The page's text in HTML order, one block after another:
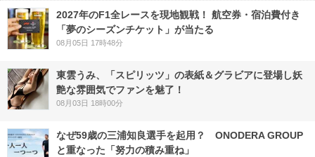
2027年のF1全レースを現地観戦！ 航空券・宿泊費付き
「夢のシーズンチケット」が当たる
08月05日 17時48分
東雲うみ、「スピリッツ」の表紙＆グラビアに登場し妖
艶な雰囲気でファンを魅了！
08月03日 18時00分
なぜ59歳の三浦知良選手を起用？ ONODERA GROUP
と重なった「努力の積み重ね」